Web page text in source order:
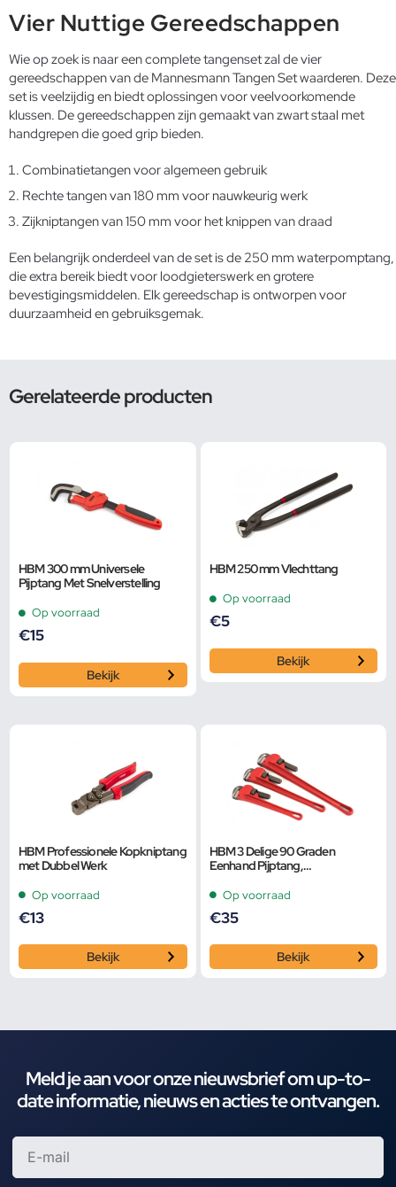
Vier Nuttige Gereedschappen
Wie op zoek is naar een complete tangenset zal de vier
gereedschappen van de Mannesmann Tangen Set waarderen. Deze
set is veelzijdig en biedt oplossingen voor veelvoorkomende
klussen. De gereedschappen zijn gemaakt van zwart staal met
handgrepen die goed grip bieden.
Combinatietangen voor algemeen gebruik
Rechte tangen van 180 mm voor nauwkeurig werk
Zijkniptangen van 150 mm voor het knippen van draad
Een belangrijk onderdeel van de set is de 250 mm waterpomptang,
die extra bereik biedt voor loodgieterswerk en grotere
bevestigingsmiddelen. Elk gereedschap is ontworpen voor
duurzaamheid en gebruiksgemak.
Gerelateerde producten
HBM 300 mm Universele
Pijptang Met Snelverstelling
Op voorraad
€15
Bekijk
HBM 250 mm Vlechttang
Op voorraad
€5
Bekijk
HBM Professionele Kopkniptang
met Dubbel Werk
Op voorraad
€13
Bekijk
HBM 3 Delige 90 Graden
Eenhand Pijptang,
Op voorraad
€35
Bekijk
Meld je aan voor onze nieuwsbrief om up-to-
date informatie, nieuws en acties te ontvangen.